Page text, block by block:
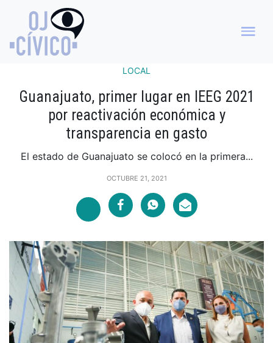
LOCAL
Guanajuato, primer lugar en IEEG 2021
por reactivación económica y
transparencia en gasto
El estado de Guanajuato se colocó en la primera...
OCTUBRE 21, 2021